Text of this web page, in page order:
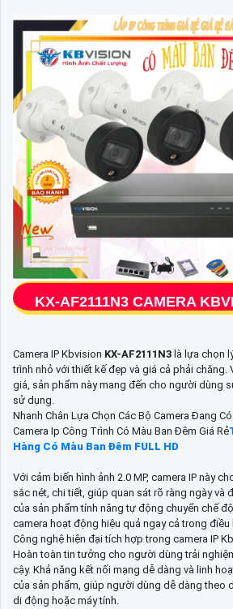
KX-AF2111N3CAMERA
Camera IP Kbvision KX-AF2111N3 là lựa chọn
trình nhỏ với thiết kế đẹp và giá cả phải chăng.
giá, sản phẩm này mang đến cho người dùng
sử dụng.
Nhanh Chân Lựa Chọn Các Bộ Camera Đang
Camera Ip Công Trình Có Màu Ban Đêm Giá Rẻ
Hàng Có Màu Ban Đêm FULL HD
Với cảm biến hình ảnh 2.0 MP, camera IP này
sắc nét, chi tiết, giúp quan sát rõ ràng ngày và
của sản phẩm tính năng tự động chuyển chế
camera hoạt động hiệu quả ngay cả trong điều
Công nghệ hiện đại tích hợp trong camera IP
Hoàn toàn tin tưởng cho người dùng trải
cậy. Khả năng kết nối mạng dễ dàng và linh
của sản phẩm, giúp người dùng dễ dàng theo
di động hoặc máy tính.